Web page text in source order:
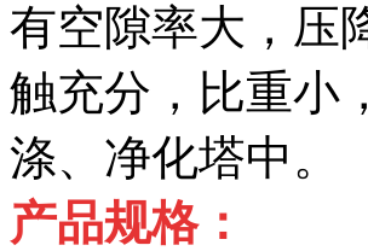
有空隙率大，压
触充分，比重小
涤、净化塔中。
产品规格：